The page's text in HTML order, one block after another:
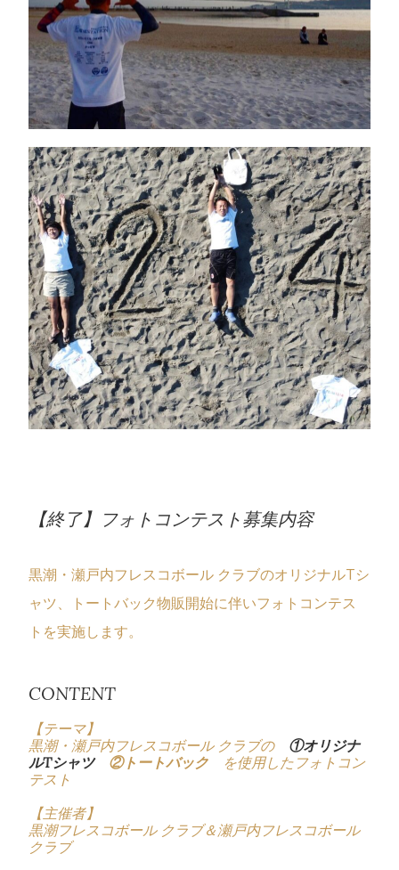
【終了】フォトコンテスト募集内容
黒潮・瀬戸内フレスコボール クラブのオリジナルTシ
ャツ、
トートバック物販開始に伴いフォトコンテス
トを実施します。
CONTENT
【テーマ】
黒潮・瀬戸内フレスコボール クラブの ①オリジナ
ルTシャツ ②トートバック
を使用したフォトコン
テスト
【主催者】
黒潮フレスコボール クラブ＆ 瀬戸内フレスコボール
クラブ